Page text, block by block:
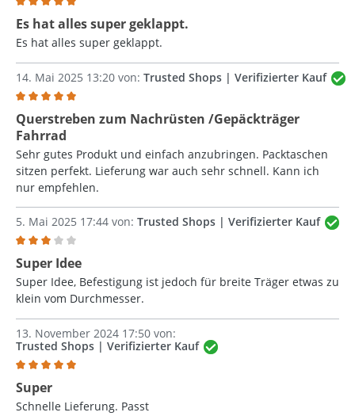
Bewertung mit 5 von 5 Sternen
Es hat alles super geklappt.
Es hat alles super geklappt.
14. Mai 2025 13:20 von: Trusted Shops | Verifizierter Kauf
Bewertung mit 5 von 5 Sternen
Querstreben zum Nachrüsten /Gepäckträger
Fahrrad
Sehr gutes Produkt und einfach anzubringen. Packtaschen
sitzen perfekt. Lieferung war auch sehr schnell. Kann ich
nur empfehlen.
5. Mai 2025 17:44 von: Trusted Shops | Verifizierter Kauf
Bewertung mit 3 von 5 Sternen
Super Idee
Super Idee, Befestigung ist jedoch für breite Träger etwas zu
klein vom Durchmesser.
13. November 2024 17:50 von:
Trusted Shops | Verifizierter Kauf
Bewertung mit 5 von 5 Sternen
Super
Schnelle Lieferung. Passt